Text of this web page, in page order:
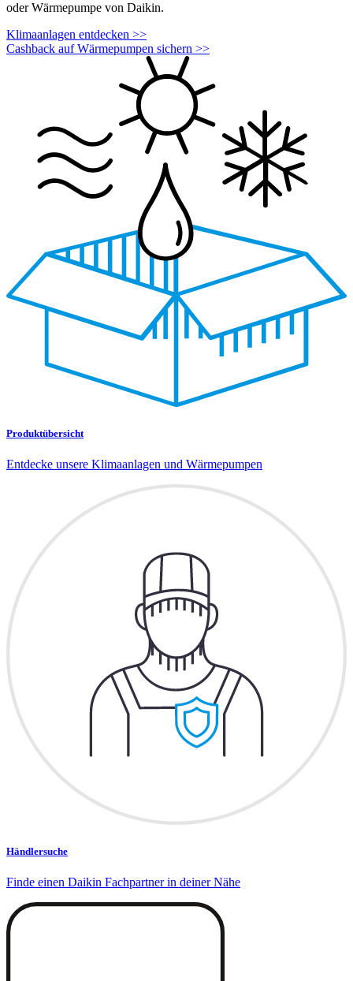
oder Wärmepumpe von Daikin.
Klimaanlagen entdecken >>
Cashback auf Wärmepumpen sichern >>
Produktübersicht
Entdecke unsere Klimaanlagen und Wärmepumpen
Händlersuche
Finde einen Daikin Fachpartner in deiner Nähe